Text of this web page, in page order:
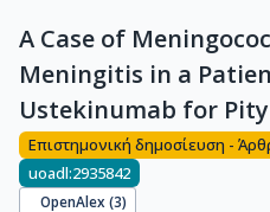
A Case of
Meningitis in a
Ustekinumab for
Επιστημονική δημοσίευση -
uoadl:2935842
OpenAlex (3)